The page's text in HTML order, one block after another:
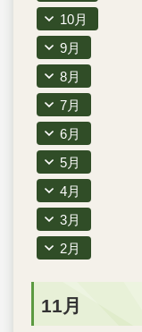
10月
9月
8月
7月
6月
5月
4月
3月
2月
11月